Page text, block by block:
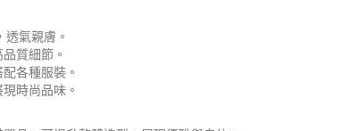
氣親膚。
質細節。
各種服裝。
時尚品味。